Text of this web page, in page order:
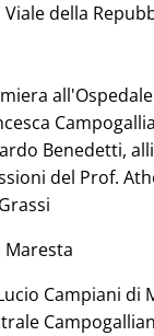
della
Benedetti,
del Prof.
Maresta
Campiani di